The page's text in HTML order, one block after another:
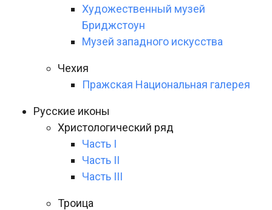
Художественный музей
Бриджстоун
Музей западного искусства
Чехия
Пражская Национальная галерея
Русские иконы
Христологический ряд
Часть I
Часть II
Часть III
Троица